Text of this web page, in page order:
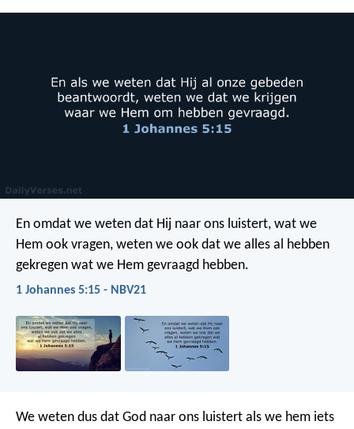
En omdat we weten dat Hij naar ons luistert, wat we
Hem ook vragen, weten we ook dat we alles al hebben
gekregen wat we Hem gevraagd hebben.
1 Johannes 5:15 - NBV21
We weten dus dat God naar ons luistert als we hem iets